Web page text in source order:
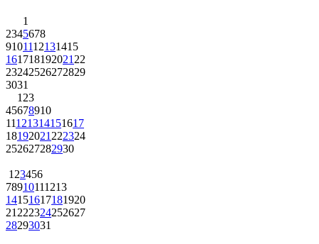
1
2345678
9101112131415
161718192021 22
23242526272829
3031
1 23
45678910
11121314151617
18192021 222324
252627282930
1 23456
78910111213
14151617181920
21 222324252627
28293031